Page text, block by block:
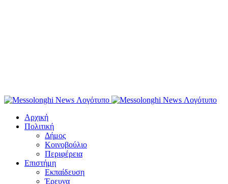
Αρχική
Πολιτική
Δήμος
Κοινοβούλιο
Περιφέρεια
Επιστήμη
Εκπαίδευση
Έρευνα